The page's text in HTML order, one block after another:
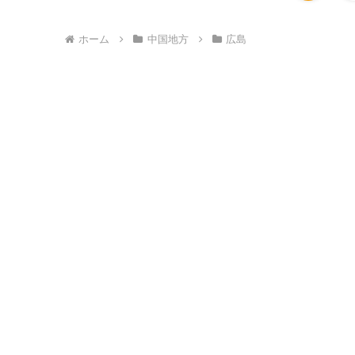
ホーム 中国地方 広島